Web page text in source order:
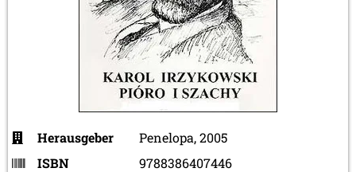
Herausgeber
Penelopa, 2005
ISBN
9788386407446